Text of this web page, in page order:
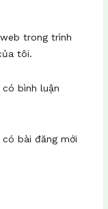
trong trình
tôi.
bình luận
bài đăng mới